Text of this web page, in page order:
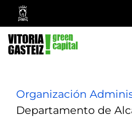
Ayuntamiento
Vitoria-
Gasteiz
Organización
Departamento de